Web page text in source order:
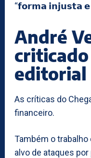
“𝗳𝗼𝗿𝗺𝗮 𝗶𝗻𝗷𝘂𝘀𝘁𝗮
André
editorial
As críticas do
financeiro.
Também o trabalho
alvo de ataques